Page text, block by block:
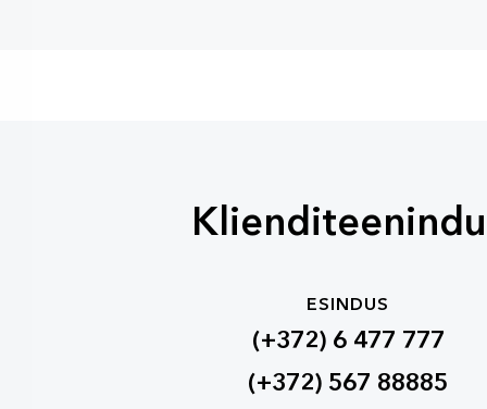
ESINDUS
(+372) 6 477 777
(+372) 567 88885